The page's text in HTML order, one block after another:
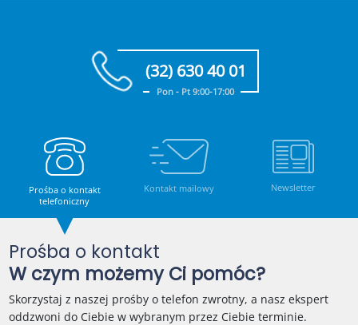
(32) 630 40 01
Pon - Pt 9:00-17:00
Prośba o kontakt
telefoniczny
Kontakt mailowy Newsletter
Prośba o kontakt
W czym możemy Ci pomóc?
Skorzystaj z naszej prośby o telefon zwrotny, a nasz ekspert
oddzwoni do Ciebie w wybranym przez Ciebie terminie.